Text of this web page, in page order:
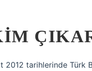
2012 tarihlerinde Türk